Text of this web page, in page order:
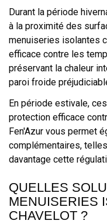
Durant la période
à la proximité des
menuiseries isolantes
efficace contre les
préservant la chaleur
paroi froide
En période estivale,
protection efficace
Fen'Azur vous permet
complémentaires,
davantage cette
QUELLES
MENUISERIES
CHAVELOT ?